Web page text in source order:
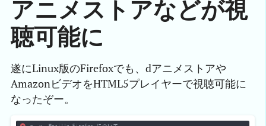
アニメストアなどが視
聴可能に
遂にLinux版のFirefoxでも、dアニメストアや
AmazonビデオをHTML5プレイヤーで視聴可能に
なったぞー。